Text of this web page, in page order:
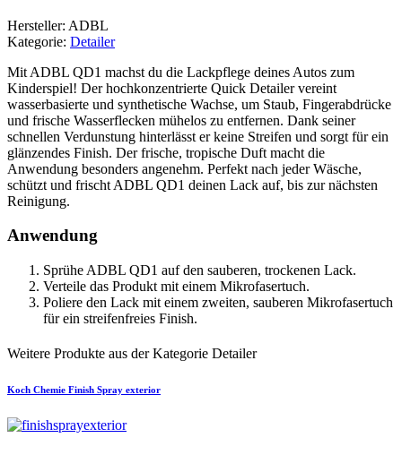
Hersteller: ADBL
Kategorie: Detailer
Mit ADBL QD1 machst du die Lackpflege deines Autos zum
Kinderspiel! Der hochkonzentrierte Quick Detailer vereint
wasserbasierte und synthetische Wachse, um Staub, Fingerabdrücke
und frische Wasserflecken mühelos zu entfernen. Dank seiner
schnellen Verdunstung hinterlässt er keine Streifen und sorgt für ein
glänzendes Finish. Der frische, tropische Duft macht die
Anwendung besonders angenehm. Perfekt nach jeder Wäsche,
schützt und frischt ADBL QD1 deinen Lack auf, bis zur nächsten
Reinigung.
Anwendung
Sprühe ADBL QD1 auf den sauberen, trockenen Lack.
Verteile das Produkt mit einem Mikrofasertuch.
Poliere den Lack mit einem zweiten, sauberen Mikrofasertuch
für ein streifenfreies Finish.
Weitere Produkte aus der Kategorie Detailer
Koch Chemie Finish Spray exterior